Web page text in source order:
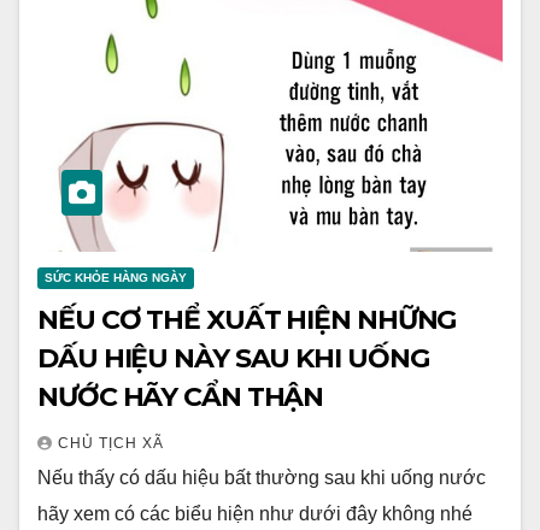
SỨC KHỎE HÀNG NGÀY
NẾU CƠ THỂ XUẤT HIỆN NHỮNG
DẤU HIỆU NÀY SAU KHI UỐNG
NƯỚC HÃY CẨN THẬN
CHỦ TỊCH XÃ
Nếu thấy có dấu hiệu bất thường sau khi uống nước
hãy xem có các biểu hiện như dưới đây không nhé